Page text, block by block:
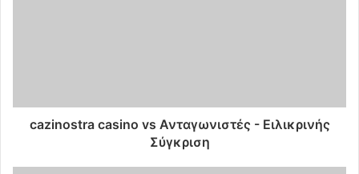
cazinostra casino vs Ανταγωνιστές - Ειλικρινής
Σύγκριση